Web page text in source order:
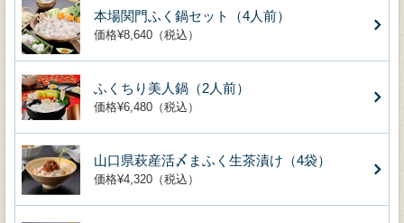
本場関門ふく鍋セット（4人前）
価格¥8,640（税込）
ふくちり美人鍋（2人前）
価格¥6,480（税込）
山口県萩産活〆まふく生茶漬け（4袋）
価格¥4,320（税込）